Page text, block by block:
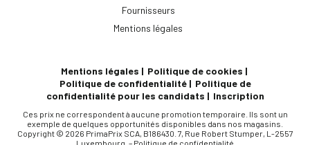
Fournisseurs
Mentions légales
Mentions légales
Politique de cookies
Politique de confidentialité
Politique de
confidentialité pour les candidats
Inscription
Ces prix ne correspondent à aucune promotion temporaire. Ils sont un
exemple de quelques opportunités disponibles dans nos magasins.
Copyright © 2026 PrimaPrix SCA, B186430. 7, Rue Robert Stumper, L-2557
Luxembourg. – Politique de confidentialité